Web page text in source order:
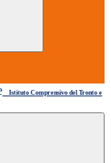
Istituto Comprensivo del Tronto e